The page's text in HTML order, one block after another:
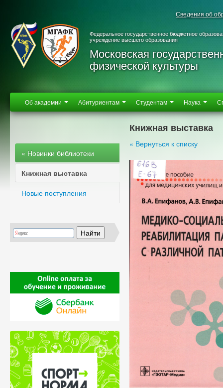
Сведения об
Федеральное государственное бюджетное
учреждение высшего образования
Московская
физической культуры
Об академии Абитуриентам Студентам Наука
« Новинки библиотеки
Книжная выставка
Новые поступления
Книжная выставка
« Вернуться к списку